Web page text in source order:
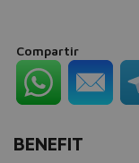
Compartir
BENEFIT